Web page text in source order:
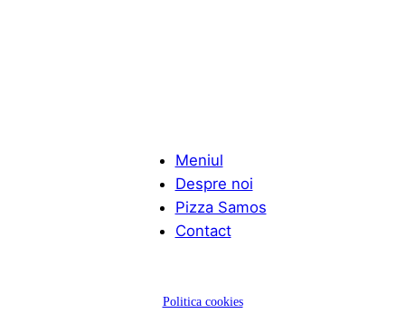
Meniul
Despre noi
Pizza Samos
Contact
Politica cookies